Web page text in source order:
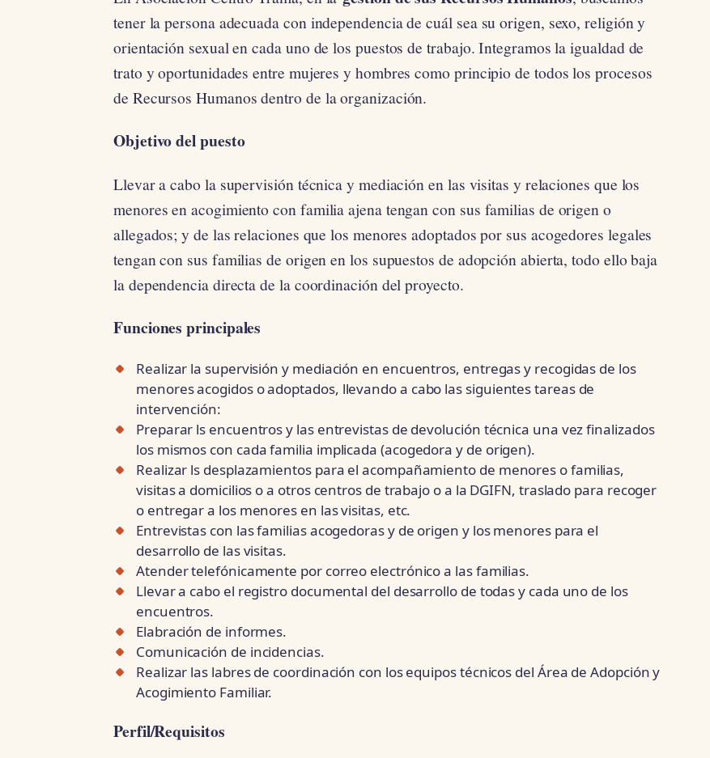
tener la persona adecuada con independencia de cuál sea su origen, sexo, religión y
orientación sexual en cada uno de los puestos de trabajo. Integramos la igualdad de
trato y oportunidades entre mujeres y hombres como principio de todos los procesos
de Recursos Humanos dentro de la organización.
Objetivo del puesto
Llevar a cabo la supervisión técnica y mediación en las visitas y relaciones que los
menores en acogimiento con familia ajena tengan con sus familias de origen o
allegados; y de las relaciones que los menores adoptados por sus acogedores legales
tengan con sus familias de origen en los supuestos de adopción abierta, todo ello baja
la dependencia directa de la coordinación del proyecto.
Funciones principales
Realizar la supervisión y mediación en encuentros, entregas y recogidas de los
menores acogidos o adoptados, llevando a cabo las siguientes tareas de
intervención:
Preparar ls encuentros y las entrevistas de devolución técnica una vez finalizados
los mismos con cada familia implicada (acogedora y de origen).
Realizar ls desplazamientos para el acompañamiento de menores o familias,
visitas a domicilios o a otros centros de trabajo o a la DGIFN, traslado para recoger
o entregar a los menores en las visitas, etc.
Entrevistas con las familias acogedoras y de origen y los menores para el
desarrollo de las visitas.
Atender telefónicamente por correo electrónico a las familias.
Llevar a cabo el registro documental del desarrollo de todas y cada uno de los
encuentros.
Elabración de informes.
Comunicación de incidencias.
Realizar las labres de coordinación con los equipos técnicos del Área de Adopción y
Acogimiento Familiar.
Perfil/Requisitos